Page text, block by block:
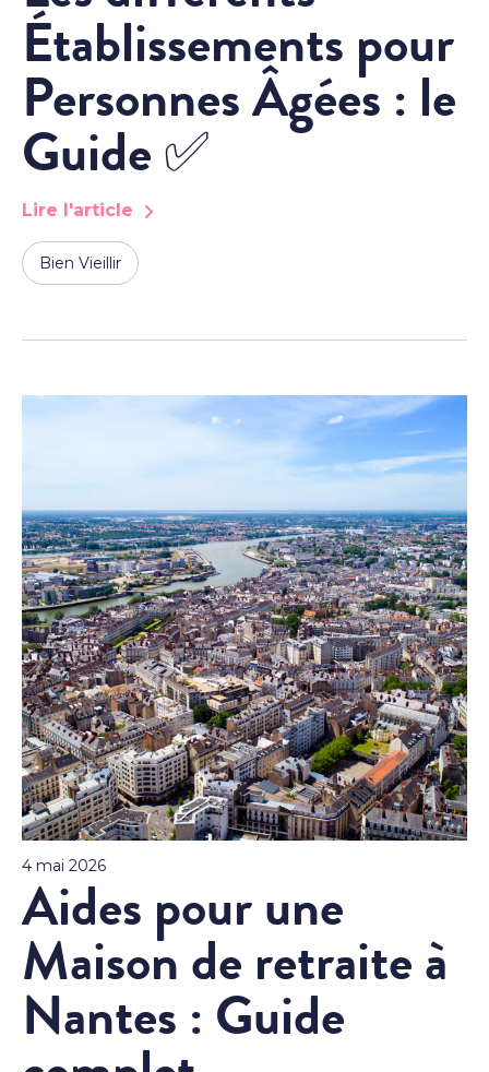
Établissements pour
Personnes Âgées : le
Guide ✅
Lire l'article
Bien Vieillir
4 mai 2026
Aides pour une
Maison de retraite à
Nantes : Guide